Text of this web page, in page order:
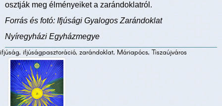
osztják meg élményeiket a zarándoklatról.
Forrás és fotó: Ifjúsági Gyalogos Zarándoklat
Nyíregyházi Egyházmegye
ifjúság, ifjúságpasztoráció, zarándoklat, Máriapócs, Tiszaújváros